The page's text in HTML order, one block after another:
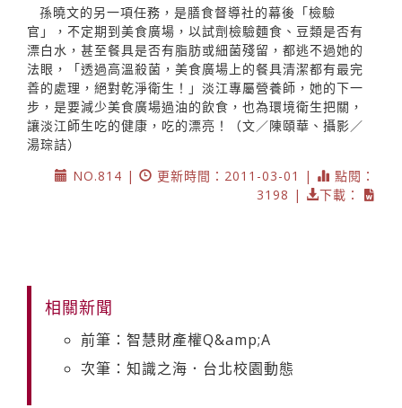
孫曉文的另一項任務，是膳食督導社的幕後「檢驗
官」，不定期到美食廣場，以試劑檢驗麵食、豆類是否有
漂白水，甚至餐具是否有脂肪或細菌殘留，都逃不過她的
法眼，「透過高溫殺菌，美食廣場上的餐具清潔都有最完
善的處理，絕對乾淨衛生！」淡江專屬營養師，她的下一
步，是要減少美食廣場過油的飲食，也為環境衛生把關，
讓淡江師生吃的健康，吃的漂亮！（文／陳頤華、攝影／
湯琮詰）
NO.814 |
更新時間：2011-03-01 |
點閱：
3198 |
下載：
相關新聞
前筆：智慧財產權Q&amp;A
次筆：知識之海．台北校園動態